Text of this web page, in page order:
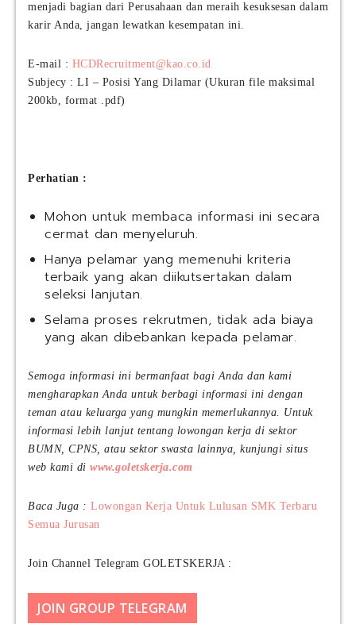
menjadi bagian dari Perusahaan dan meraih kesuksesan dalam
karir Anda, jangan lewatkan kesempatan ini.
E-mail : HCDRecruitment@kao.co.id
Subjecy : LI – Posisi Yang Dilamar (Ukuran file maksimal
200kb, format .pdf)
Perhatian :
Mohon untuk membaca informasi ini secara
cermat dan menyeluruh.
Hanya pelamar yang memenuhi kriteria
terbaik yang akan diikutsertakan dalam
seleksi lanjutan.
Selama proses rekrutmen, tidak ada biaya
yang akan dibebankan kepada pelamar.
Semoga informasi ini bermanfaat bagi Anda dan kami
mengharapkan Anda untuk berbagi informasi ini dengan
teman atau keluarga yang mungkin memerlukannya. Untuk
informasi lebih lanjut tentang lowongan kerja di sektor
BUMN, CPNS, atau sektor swasta lainnya, kunjungi situs
web kami di www.goletskerja.com
Baca Juga : Lowongan Kerja Untuk Lulusan SMK Terbaru
Semua Jurusan
Join Channel Telegram GOLETSKERJA :
JOIN GROUP TELEGRAM